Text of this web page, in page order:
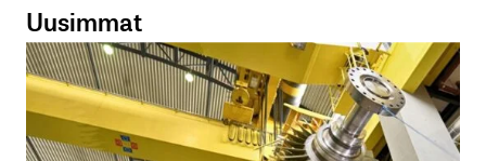
Uusimmat